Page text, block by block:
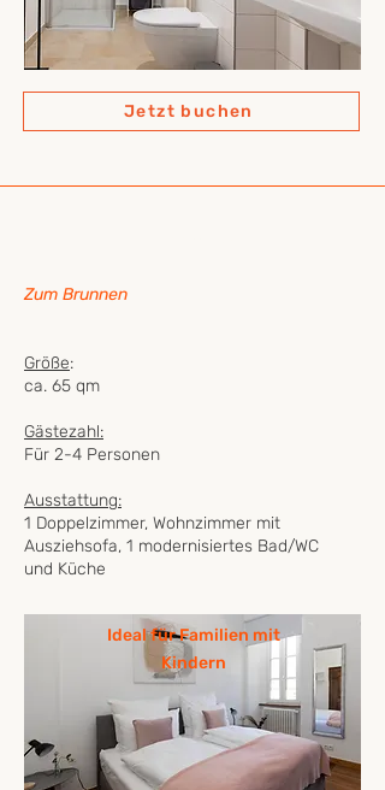
Jetzt buchen
Zum Brunnen
Größe:
ca. 65 qm
Gästezahl:
Für 2-4 Personen
Ausstattung:
1 Doppelzimmer, Wohnzimmer mit
Ausziehsofa, 1 modernisiertes Bad/WC
und Küche
Jetzt buchen
Ideal für Familien mit
Kindern